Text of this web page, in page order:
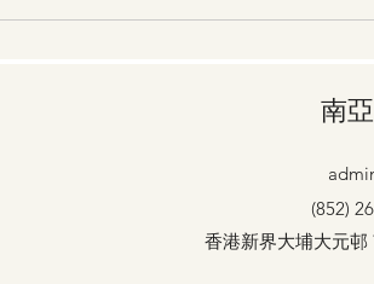
27/3 第29天 主，請幫助
南
(852)
香港新界大埔大元